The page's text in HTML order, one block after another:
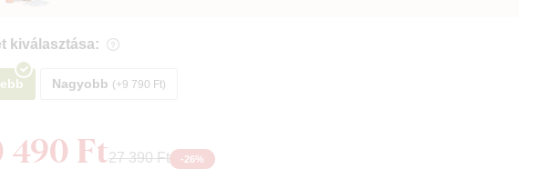
kiválasztása:
Nagyobb +9 790 Ft
490 Ft27 390 Ft -26%